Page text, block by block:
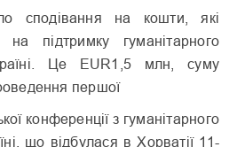
сподівання на кошти, які
на підтримку гуманітарного
Це EUR1,5 млн, суму
першої
конференції з гуманітарного
що відбулася в Хорватії 11-